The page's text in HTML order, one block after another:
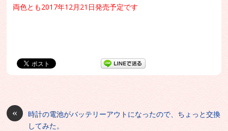
両色とも2017年12月21日発売予定です
«
時計の電池がバッテリーアウトになったので、ちょっと交換
してみた。